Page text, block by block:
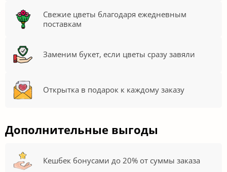
Свежие цветы благодаря ежедневным
поставкам
Заменим букет, если цветы сразу завяли
Открытка в подарок к каждому заказу
Дополнительные выгоды
Кешбек бонусами до 20% от суммы заказа